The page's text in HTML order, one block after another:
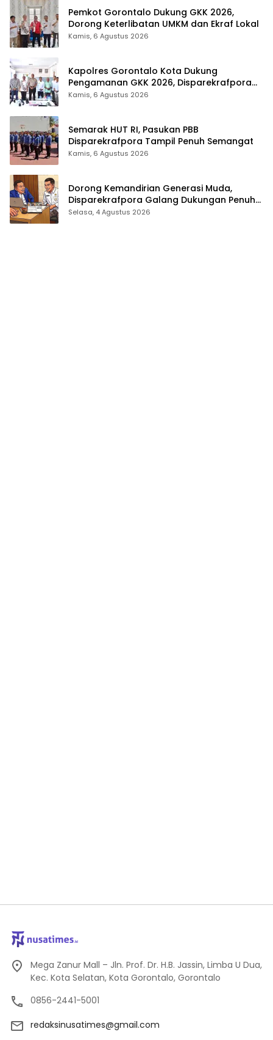
Pemkot Gorontalo Dukung GKK 2026,
Dorong Keterlibatan UMKM dan Ekraf Lokal
Kamis, 6 Agustus 2026
Kapolres Gorontalo Kota Dukung
Pengamanan GKK 2026, Disparekrafpora
Perkuat Sinergi Lintas Sektor
Kamis, 6 Agustus 2026
Semarak HUT RI, Pasukan PBB
Disparekrafpora Tampil Penuh Semangat
Kamis, 6 Agustus 2026
Dorong Kemandirian Generasi Muda,
Disparekrafpora Galang Dukungan Penuh
Para Aleg Deprov
Selasa, 4 Agustus 2026
Mega Zanur Mall – Jln. Prof. Dr. H.B. Jassin, Limba U Dua,
Kec. Kota Selatan, Kota Gorontalo, Gorontalo
0856-2441-5001
redaksinusatimes@gmail.com